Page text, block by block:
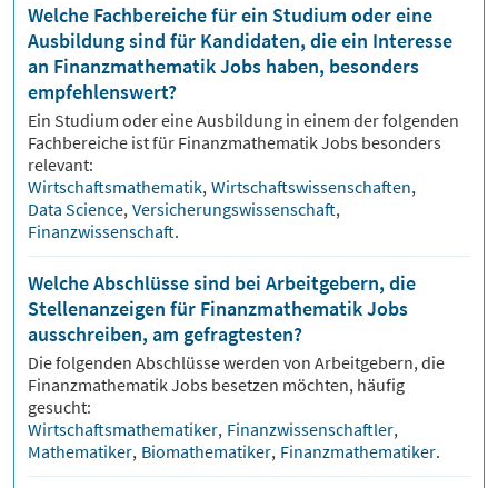
Welche Fachbereiche für ein Studium oder eine
Ausbildung sind für Kandidaten, die ein Interesse
an Finanzmathematik Jobs haben, besonders
empfehlenswert?
Ein Studium oder eine Ausbildung in einem der folgenden
Fachbereiche ist für Finanzmathematik Jobs besonders
relevant:
Wirtschaftsmathematik, Wirtschaftswissenschaften,
Data Science, Versicherungswissenschaft,
Finanzwissenschaft.
Welche Abschlüsse sind bei Arbeitgebern, die
Stellenanzeigen für Finanzmathematik Jobs
ausschreiben, am gefragtesten?
Die folgenden Abschlüsse werden von Arbeitgebern, die
Finanzmathematik Jobs besetzen möchten, häufig
gesucht:
Wirtschaftsmathematiker, Finanzwissenschaftler,
Mathematiker, Biomathematiker, Finanzmathematiker.